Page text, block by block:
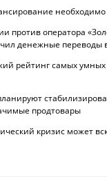
необходимо
против оператора
денежные переводы
рейтинг самых умных
продтовары
кризис может